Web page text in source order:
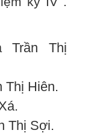
Trần Thị
Thị Hiên.
Thị Sợi.